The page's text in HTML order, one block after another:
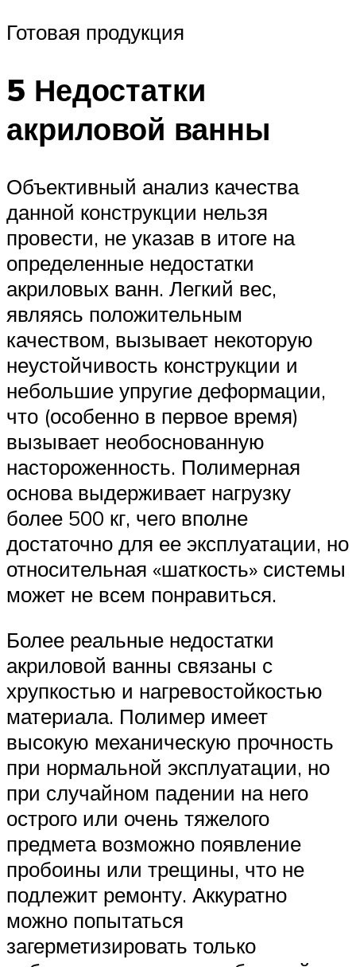
Готовая продукция
5 Недостатки
акриловой ванны
Объективный анализ качества
данной конструкции нельзя
провести, не указав в итоге на
определенные недостатки
акриловых ванн. Легкий вес,
являясь положительным
качеством, вызывает некоторую
неустойчивость конструкции и
небольшие упругие деформации,
что (особенно в первое время)
вызывает необоснованную
настороженность. Полимерная
основа выдерживает нагрузку
более 500 кг, чего вполне
достаточно для ее эксплуатации, но
относительная «шаткость» системы
может не всем понравиться.
Более реальные недостатки
акриловой ванны связаны с
хрупкостью и нагревостойкостью
материала. Полимер имеет
высокую механическую прочность
при нормальной эксплуатации, но
при случайном падении на него
острого или очень тяжелого
предмета возможно появление
пробоины или трещины, что не
подлежит ремонту. Аккуратно
можно попытаться
загерметизировать только